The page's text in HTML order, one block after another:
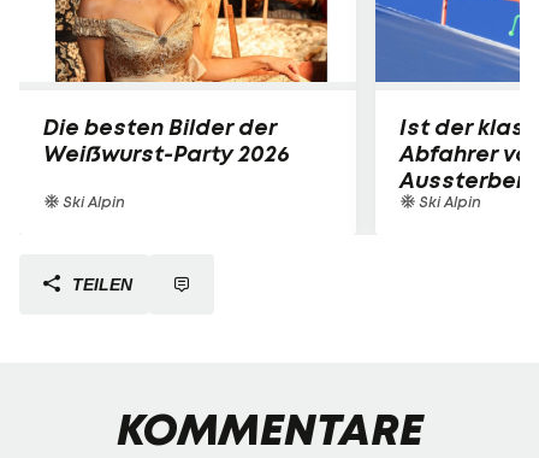
Die besten Bilder der
Weißwurst-Party 2026
Ski Alpin
Ist der
Abfahrer
Aussterben
Ski Alpin
TEILEN
KOMMENTARE